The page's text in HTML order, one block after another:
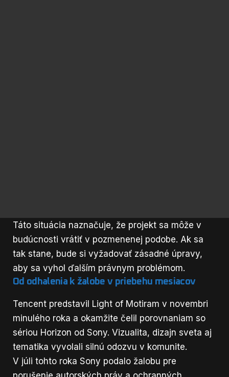
Táto situácia naznačuje, že projekt sa môže v
budúcnosti vrátiť v pozmenenej podobe. Ak sa
tak stane, bude si vyžadovať zásadné úpravy,
aby sa vyhol ďalším právnym problémom.
Od odhalenia k žalobe v priebehu mesiacov
Tencent predstavil Light of Motiram v novembri
minulého roka a okamžite čelil porovnaniam so
sériou Horizon od Sony. Vizualita, dizajn sveta aj
tematika vyvolali silnú odozvu v komunite.
V júli tohto roka Sony podalo žalobu pre